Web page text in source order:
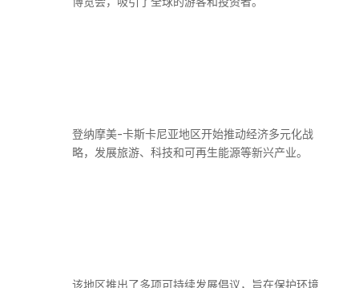
登纳摩美-卡斯卡尼亚地区开始推动经济多元化战
略，发展旅游、科技和可再生能源等新兴产业。
该地区推出了多项可持续发展倡议，旨在保护环境